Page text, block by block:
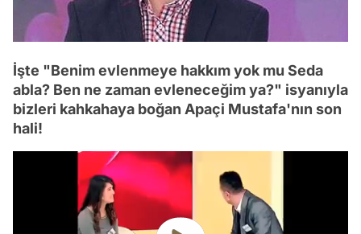
İşte "Benim evlenmeye hakkım yok mu Seda
abla? Ben ne zaman evleneceğim ya?" isyanıyla
bizleri kahkahaya boğan Apaçi Mustafa'nın son
hali!